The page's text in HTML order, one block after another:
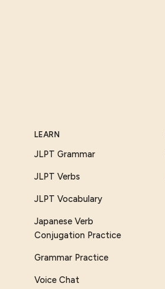
LEARN
JLPT Grammar
JLPT Verbs
JLPT Vocabulary
Japanese Verb
Conjugation Practice
Grammar Practice
Voice Chat